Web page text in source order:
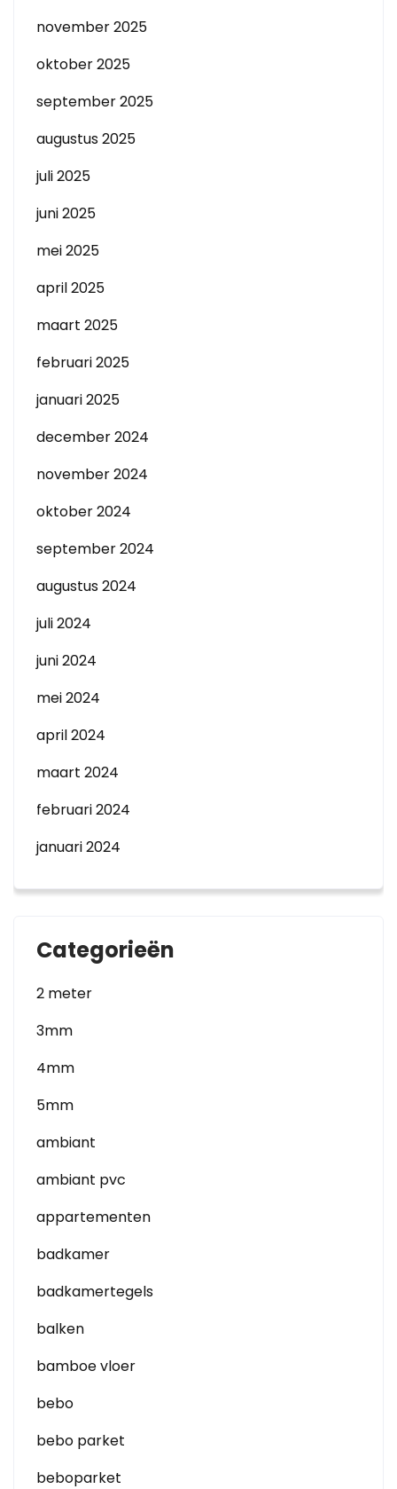
november 2025
oktober 2025
september 2025
augustus 2025
juli 2025
juni 2025
mei 2025
april 2025
maart 2025
februari 2025
januari 2025
december 2024
november 2024
oktober 2024
september 2024
augustus 2024
juli 2024
juni 2024
mei 2024
april 2024
maart 2024
februari 2024
januari 2024
Categorieën
2 meter
3mm
4mm
5mm
ambiant
ambiant pvc
appartementen
badkamer
badkamertegels
balken
bamboe vloer
bebo
bebo parket
beboparket